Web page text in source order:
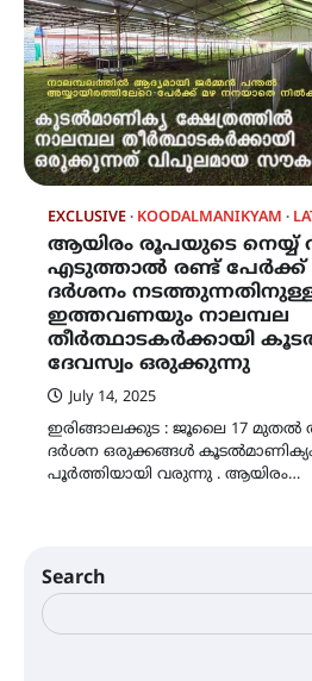
EXCLUSIVE KOODALMANIKYAM
ആയിരം രൂപയുടെ നെയ്യ്
എടുത്താൽ രണ്ട് പേർക്ക്
ദർശനം
ഇത്തവണയും നാലമ്പല
തീർത്ഥാടകർക്കായി
ദേവസ്വം ഒരുക്കുന്നു
July 14, 2025
ഇരിങ്ങാലക്കുട : ജൂലൈ 17 മുതൽ
ദർശന ഒരുക്കങ്ങൾ
പൂർത്തിയായി വരുന്നു . ആയിരം…
Search